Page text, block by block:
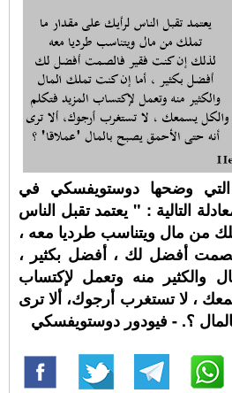
وضحها دوستويفسكي في
التالية : " يعتمد تقبل الناس
من مال ويتناسب طرديا معه ،
أفضل لك ، أفضل بكثير ،
والكثير منه وتعمل لإكتساب
، لا تستغرب أرجوك، ألا ترى
؟. - فيودور دوستويفسكي